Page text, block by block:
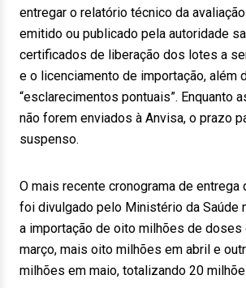
entregar o relatório técnico da
emitido ou publicado pela autoridade
certificados de liberação dos lotes a
e o licenciamento de importação, além
“esclarecimentos pontuais”. Enquanto
não forem enviados à Anvisa, o prazo
suspenso.
O mais recente cronograma de entrega
foi divulgado pelo Ministério da Saúde
a importação de oito milhões de doses
março, mais oito milhões em abril e
milhões em maio, totalizando 20